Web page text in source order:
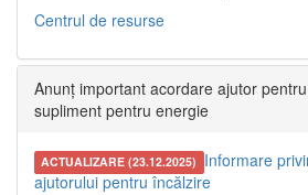
Centrul de resurse
Anunț important acordare ajutor
supliment pentru energie
ACTUALIZARE (23.12.2025) Informare
ajutorului pentru încălzire